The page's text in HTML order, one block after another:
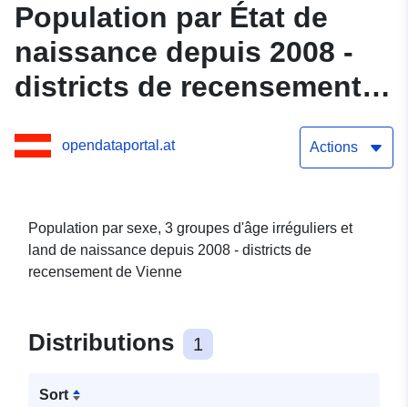
Population par État de
naissance depuis 2008 -
districts de recensement
opendataportal.at Actions
Population par sexe, 3 groupes d'âge irréguliers et
land de naissance depuis 2008 - districts de
recensement de Vienne
Distributions 1
Sort